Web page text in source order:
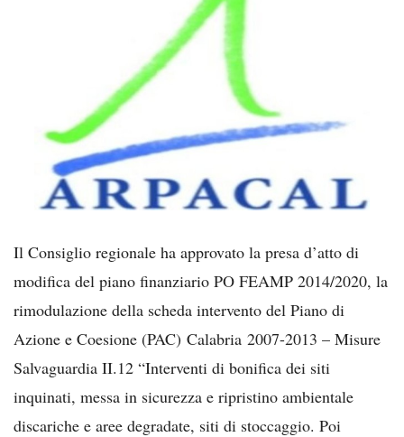
Il Consiglio regionale ha approvato la presa d’atto di
modifica del piano finanziario PO FEAMP 2014/2020, la
rimodulazione della scheda intervento del Piano di
Azione e Coesione (PAC) Calabria 2007-2013 – Misure
Salvaguardia II.12 “Interventi di bonifica dei siti
inquinati, messa in sicurezza e ripristino ambientale
discariche e aree degradate, siti di stoccaggio. Poi